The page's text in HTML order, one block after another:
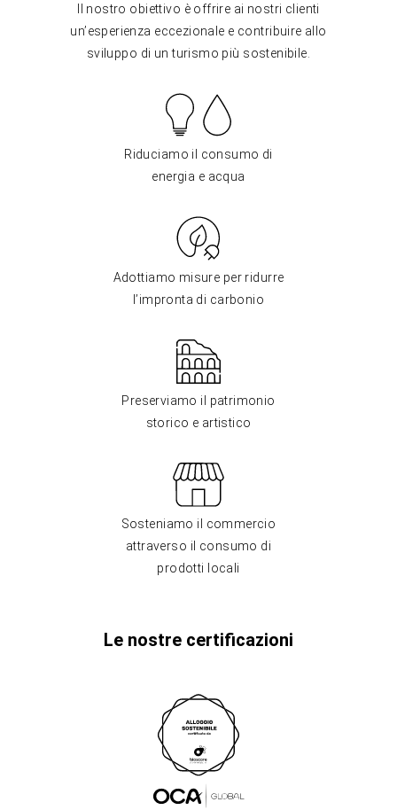
Il nostro obiettivo è offrire ai nostri clienti
un’esperienza eccezionale e contribuire allo
sviluppo di un turismo più sostenibile.
Riduciamo il consumo di
energia e acqua
Adottiamo misure per ridurre
l’impronta di carbonio
Preserviamo il patrimonio
storico e artistico
Sosteniamo il commercio
attraverso il consumo di
prodotti locali
Le nostre certificazioni